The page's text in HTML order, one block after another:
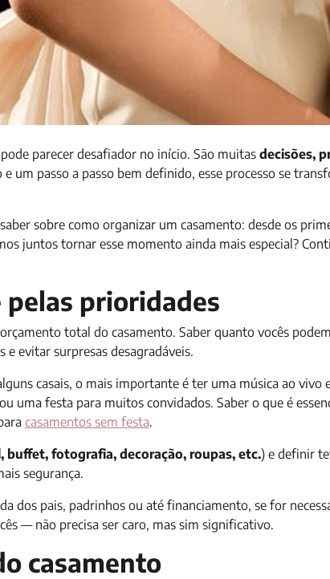
parecer desafiador no início. São muitas decisões,
um passo a passo bem definido, esse processo se
sobre como organizar um casamento: desde os
juntos tornar esse momento ainda mais especial?
pelas prioridades
total do casamento. Saber quanto vocês
evitar surpresas desagradáveis.
casais, o mais importante é ter uma música ao vivo
uma festa para muitos convidados. Saber o que é
casamentos sem festa.
buffet, fotografia, decoração, roupas, etc.) e definir
segurança.
dos pais, padrinhos ou até financiamento, se for
— não precisa ser caro, mas sim significativo.
casamento